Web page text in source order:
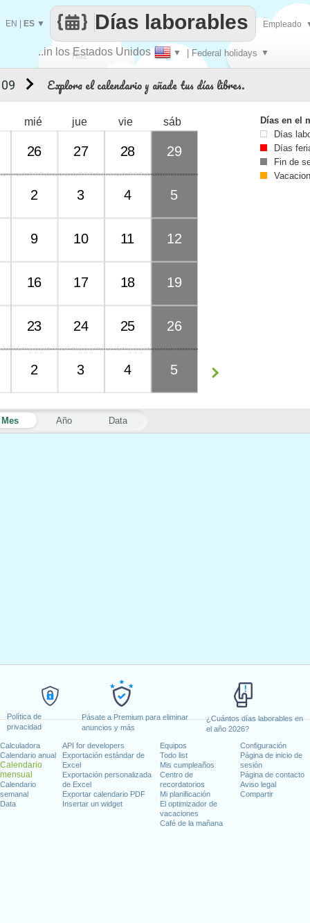
Política de
privacidad
Pásate a Premium para eliminar
anuncios y más
¿Cuántos días laborables en
el año 2026?
Calculadora
Calendario anual
Calendario
mensual
Calendario
semanal
Data
API for developers
Exportación estándar de
Excel
Exportación personalizada
de Excel
Exportar calendario PDF
Insertar un widget
Equipos
Todo list
Mis cumpleaños
Centro de
recordatorios
Mi planificación
El optimizador de
vacaciones
Café de la mañana
Configuración
Página de inicio de
sesión
Página de contacto
Aviso legal
Compartir
Haz
..in los Estados Unidos ▼ | Federal holidays ▼
Días laborables
EN ES ▼ Empleado
Explora el calendario y añade tus días libres.
Mes Año Data
mié jue vie sáb
26 27 28 29
2 3 4 5
9 10 11 12
16 17 18 19
23 24 25 26
2 3 4 5
Días en el
Días
Días
Fin de